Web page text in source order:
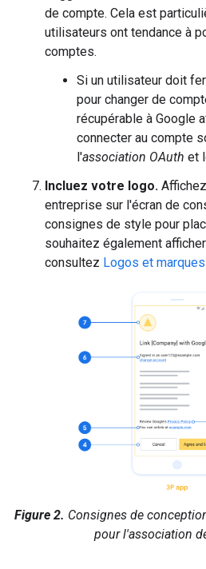
de compte. Cela est
utilisateurs ont tendance à
comptes.
Si un utilisateur doit
pour changer de
récupérable à Google
connecter au compte
l'association OAuth et
Incluez votre logo.
entreprise sur l'écran de
consignes de style pour
souhaitez également
consultez Logos et
Figure 2. Consignes de
pour l'association